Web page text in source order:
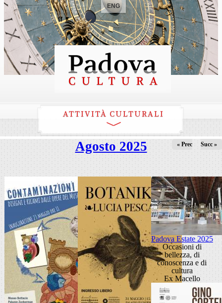
ENG
ATTIVITÀ CULTURALI
Agosto 2025 « Prec Succ »
Padova Estate 2025
Occasioni di
bellezza, di
conoscenza e di
cultura
Ex Macello